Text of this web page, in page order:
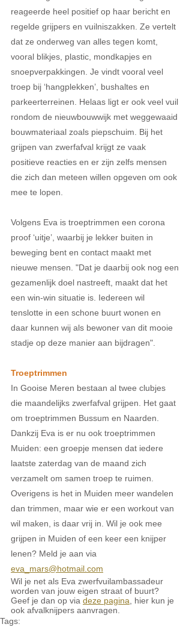
reageerde heel positief op haar bericht en
regelde grijpers en vuilniszakken. Ze vertelt
dat ze onderweg van alles tegen komt,
vooral blikjes, plastic, mondkapjes en
snoepverpakkingen. Je vindt vooral veel
troep bij ‘hangplekken’, bushaltes en
parkeerterreinen. Helaas ligt er ook veel vuil
rondom de nieuwbouwwijk met weggewaaid
bouwmateriaal zoals piepschuim. Bij het
grijpen van zwerfafval krijgt ze vaak
positieve reacties en er zijn zelfs mensen
die zich dan meteen willen opgeven om ook
mee te lopen.
Volgens Eva is troeptrimmen een corona
proof ‘uitje’, waarbij je lekker buiten in
beweging bent en contact maakt met
nieuwe mensen. "Dat je daarbij ook nog een
gezamenlijk doel nastreeft, maakt dat het
een win-win situatie is. Iedereen wil
tenslotte in een schone buurt wonen en
daar kunnen wij als bewoner van dit mooie
stadje op deze manier aan bijdragen".
Troeptrimmen
In Gooise Meren bestaan al twee clubjes
die maandelijks zwerfafval grijpen. Het gaat
om troeptrimmen Bussum en Naarden.
Dankzij Eva is er nu ook troeptrimmen
Muiden: een groepje mensen dat iedere
laatste zaterdag van de maand zich
verzamelt om samen troep te ruimen.
Overigens is het in Muiden meer wandelen
dan trimmen, maar wie er een workout van
wil maken, is daar vrij in. Wil je ook mee
grijpen in Muiden of een keer een knijper
lenen? Meld je aan via
eva_mars@hotmail.com
Wil je net als Eva zwerfvuilambassadeur
worden van jouw eigen straat of buurt?
Geef je dan op via deze pagina , hier kun je
ook afvalknijpers aanvragen.
Tags: